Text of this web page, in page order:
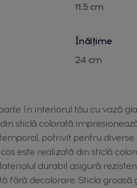
11.5 cm
Înălțime
24 cm
în interiorul tău cu vază
sticlă colorată
potrivit pentru
este realizată din sticlă
durabil asigură
fără decolorare. Sticla groasă